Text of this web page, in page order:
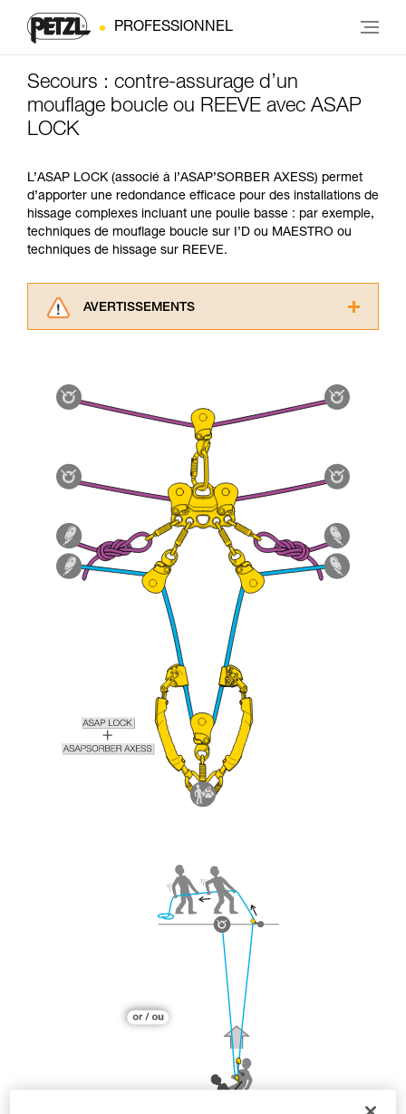
PROFESSIONNEL
Secours : contre-assurage d’un
mouflage boucle ou REEVE avec ASAP
LOCK
L’ASAP LOCK (associé à l’ASAP’SORBER AXESS) permet
d’apporter une redondance efficace pour des installations de
hissage complexes incluant une poulie basse : par exemple,
techniques de mouflage boucle sur I’D ou MAESTRO ou
techniques de hissage sur REEVE.
AVERTISSEMENTS
pouvoir comprendre ce complément
Maîtriser ces techniques nécessite une
formation et un entraînement spécifique. Validez
avec un professionnel votre capacité à refaire
la manipulation, seul, en toute sécurité, avant
de la reproduire en autonomie.
Nous donnons des exemples de techniques
liées à votre activité. Il peut en exister d’autres
que nous ne décrivons pas ici.